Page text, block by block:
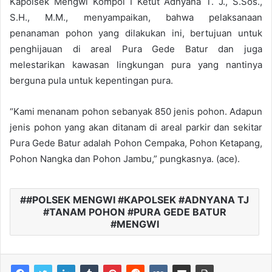
S.H., M.M., menyampaikan, bahwa pelaksanaan
penanaman pohon yang dilakukan ini, bertujuan untuk
penghijauan di areal Pura Gede Batur dan juga
melestarikan kawasan lingkungan pura yang nantinya
berguna pula untuk kepentingan pura.
“Kami menanam pohon sebanyak 850 jenis pohon. Adapun
jenis pohon yang akan ditanam di areal parkir dan sekitar
Pura Gede Batur adalah Pohon Cempaka, Pohon Ketapang,
Pohon Nangka dan Pohon Jambu,” pungkasnya. (ace).
#POLSEK MENGWI #KAPOLSEK #ADNYANA TJ
#TANAM POHON #PURA GEDE BATUR
#MENGWI